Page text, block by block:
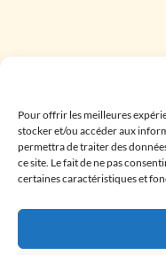
Pour offrir les meilleures
stocker et/ou accéder aux
permettra de traiter des
ce site. Le fait de ne pas
certaines caractéristiques et